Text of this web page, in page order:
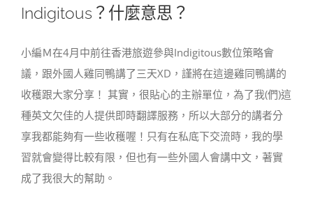
Indigitous？什麼意思？
小編Ｍ在4月中前往香港旅遊參與Indigitous數位策略會
議，跟外國人雞同鴨講了三天XD，謹將在這邊雞同鴨講的
收穫跟大家分享！ 其實，很貼心的主辦單位，為了我(們)這
種英文欠佳的人提供即時翻譯服務，所以大部分的講者分
享我都能夠有一些收穫喔！只有在私底下交流時，我的學
習就會變得比較有限，但也有一些外國人會講中文，著實
成了我很大的幫助。